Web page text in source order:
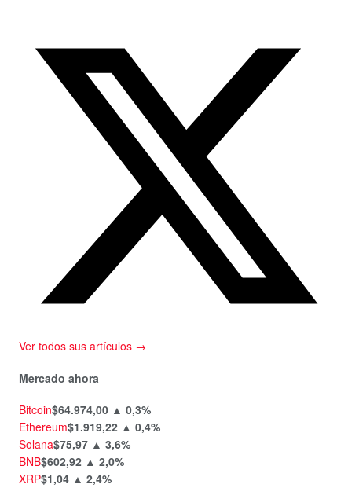
Ver todos sus artículos →
Mercado ahora
Bitcoin$64.974,00 ▲ 0,3%
Ethereum$1.919,22 ▲ 0,4%
Solana$75,97 ▲ 3,6%
BNB$602,92 ▲ 2,0%
XRP$1,04 ▲ 2,4%